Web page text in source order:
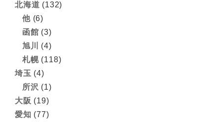
北海道 (132)
他(6)
函館 (3)
旭川
(4)
札幌(118)
埼玉 (4)
所沢 (1)
大阪 (19)
愛知 (77)